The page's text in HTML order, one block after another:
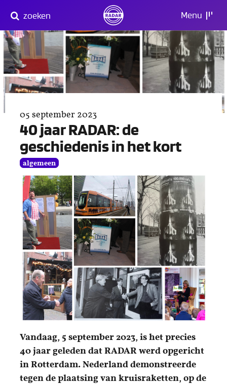
naar
content
zoeken Menu
05 september 2023
40 jaar RADAR: de
geschiedenis in het kort
algemeen
Vandaag, 5 september 2023, is het precies
40 jaar geleden dat RADAR werd opgericht
in Rotterdam. Nederland demonstreerde
tegen de plaatsing van kruisraketten, op de